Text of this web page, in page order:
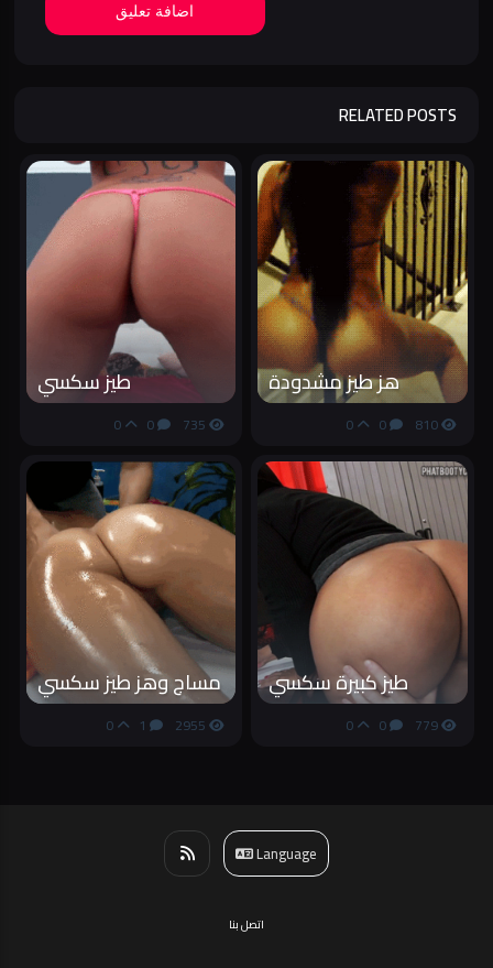
اضافة تعليق
RELATED POSTS
هز طيز مشدودة
810
0
0
طيز سكسي
0
0
طيز كبيرة سكسي
779
0
0
مساج وهز طيز سكسي
0
Language
اتصل بنا